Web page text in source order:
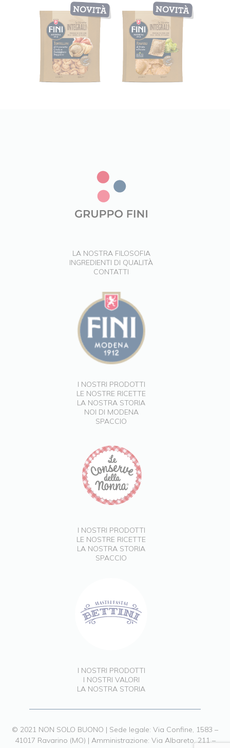
LA NOSTRA FILOSOFIA
INGREDIENTI DI QUALITÀ
CONTATTI
I NOSTRI PRODOTTI
LE NOSTRE RICETTE
LA NOSTRA STORIA
NOI DI MODENA
SPACCIO
I NOSTRI PRODOTTI
LE NOSTRE RICETTE
LA NOSTRA STORIA
SPACCIO
I NOSTRI PRODOTTI
I NOSTRI VALORI
LA NOSTRA STORIA
© 2021 NON SOLO BUONO | Sede legale: Via Confine, 1583 –
41017 Ravarino (MO) | Amministrazione: Via Albareto, 211 –